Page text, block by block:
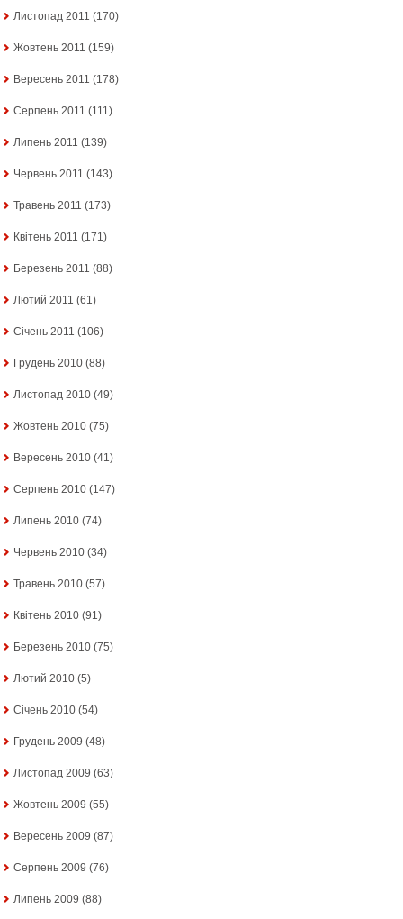
Листопад 2011 (170)
Жовтень 2011 (159)
Вересень 2011 (178)
Серпень 2011 (111)
Липень 2011 (139)
Червень 2011 (143)
Травень 2011 (173)
Квітень 2011 (171)
Березень 2011 (88)
Лютий 2011 (61)
Січень 2011 (106)
Грудень 2010 (88)
Листопад 2010 (49)
Жовтень 2010 (75)
Вересень 2010 (41)
Серпень 2010 (147)
Липень 2010 (74)
Червень 2010 (34)
Травень 2010 (57)
Квітень 2010 (91)
Березень 2010 (75)
Лютий 2010 (5)
Січень 2010 (54)
Грудень 2009 (48)
Листопад 2009 (63)
Жовтень 2009 (55)
Вересень 2009 (87)
Серпень 2009 (76)
Липень 2009 (88)